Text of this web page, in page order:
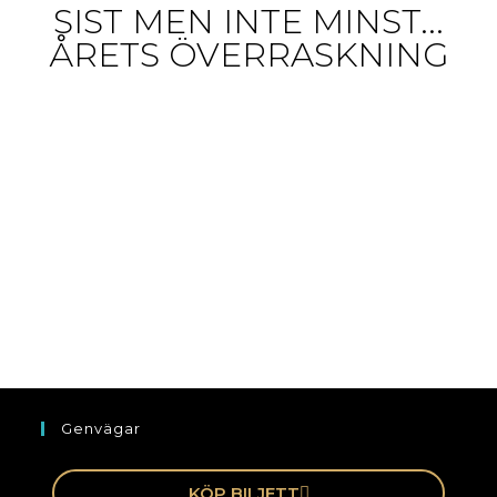
SIST MEN INTE MINST...
ÅRETS ÖVERRASKNING
Genvägar